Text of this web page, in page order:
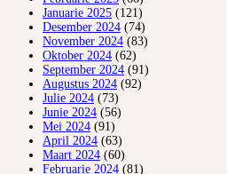
Januarie 2025 (121)
Desember 2024 (74)
November 2024 (83)
Oktober 2024 (62)
September 2024 (91)
Augustus 2024 (92)
Julie 2024 (73)
Junie 2024 (56)
Mei 2024 (91)
April 2024 (63)
Maart 2024 (60)
Februarie 2024 (81)